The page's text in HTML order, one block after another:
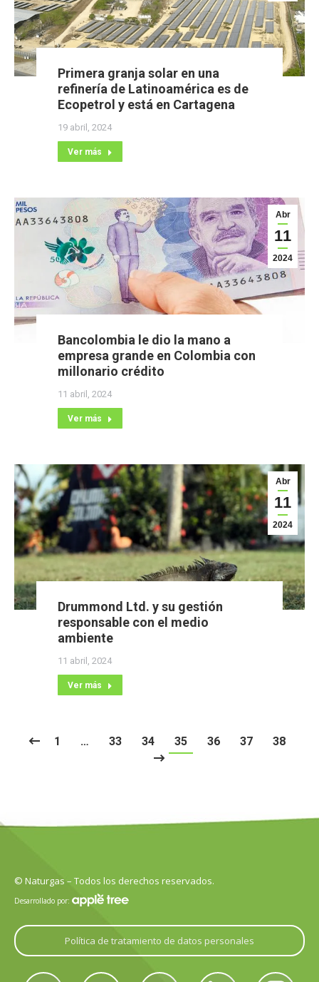
Primera granja solar en una
refinería de Latinoamérica es de
Ecopetrol y está en Cartagena
19 abril, 2024
Ver más
Abr
11
2024
Bancolombia le dio la mano a
empresa grande en Colombia con
millonario crédito
11 abril, 2024
Ver más
Abr
11
2024
Drummond Ltd. y su gestión
responsable con el medio
ambiente
11 abril, 2024
Ver más
1 … 33 34 35 36 37 38
© Naturgas – Todos los derechos reservados.
Desarrollado por:
Política de tratamiento de datos personales
Encuéntranos en: